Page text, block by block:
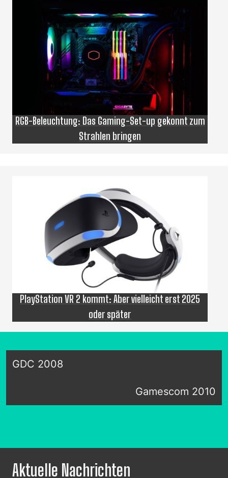
RGB-Beleuchtung: Das Gaming-Set-up gekonnt zum
Strahlen bringen
PlayStation VR 2 kommt: Aber vielleicht erst 2025
oder später
GDC 2008
Gamescom 2010
Aktuelle Nachrichten